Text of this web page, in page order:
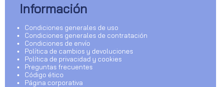
Información
Condiciones generales de uso
Condiciones generales de contratación
Condiciones de envío
Política de cambios y devoluciones
Política de privacidad y cookies
Preguntas frecuentes
Código ético
Página corporativa